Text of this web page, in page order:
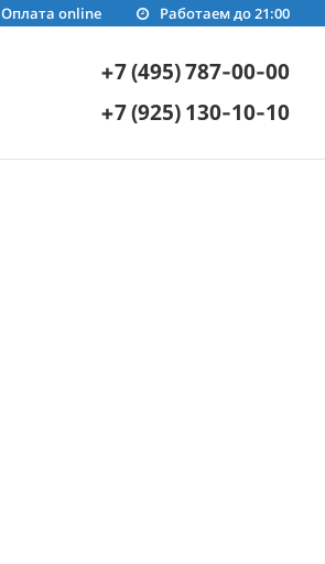
Работаем до 21:00
Оплата online
+7 (495) 787-00-00
+7 (925) 130-10-10